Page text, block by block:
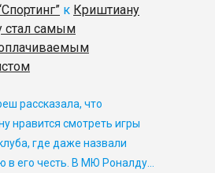
к Криштиану
стал самым
рассказала, что
нравится смотреть игры
где даже назвали
в его честь. В МЮ Роналду…